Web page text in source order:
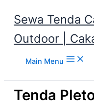
Sewa Tenda
Outdoor |
Main Menu
Tenda